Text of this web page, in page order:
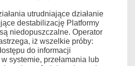
utrudniające działanie
destabilizację Platformy
niedopuszczalne. Operator
iż wszelkie próby:
do informacji
systemie, przełamania lub